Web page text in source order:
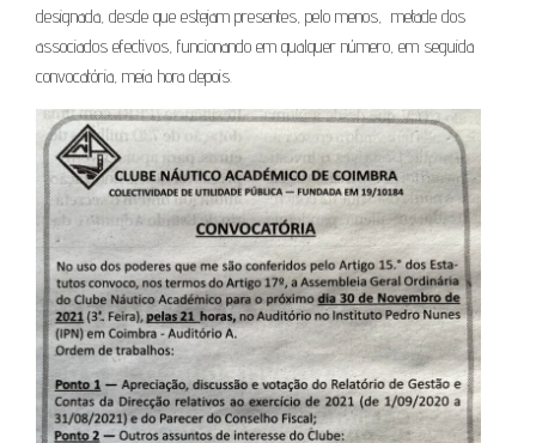
designada, desde que estejam presentes, pelo menos, metade dos
associados efectivos, funcionando em qualquer número, em seguida
convocatória, meia hora depois.